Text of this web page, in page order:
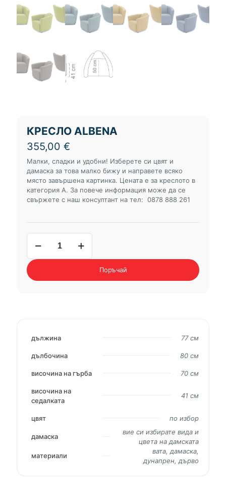
КРЕСЛО ALBENA
355,00 €
Малки, сладки и удобни! Изберете си цвят и
дамаска за това малко бижу и направете всяко
място завършена картинка. Цената е за креслото в
категория А. За повече информация може да се
свържете с наш консултант на тел: 0878 888 261
ALBENA
Поръчай
дължина 77 см
дълбочина 80 см
височина на гърба 70 см
височина на
седалката
41 см
цвят по избор
дамаска
вие си избирате вида и
цвета на дамската
материали
вата, дамаска,
дунапрен, дърво